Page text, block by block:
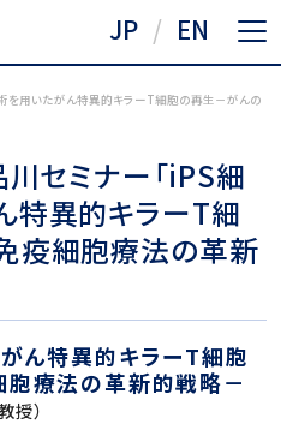
JP EN
を用いたがん特異的キラーT細胞の再生－がんの
セミナー「iPS細
特異的キラーT細
疫細胞療法の革新
ん特異的キラーT細胞
療法の革新的戦略－
授）